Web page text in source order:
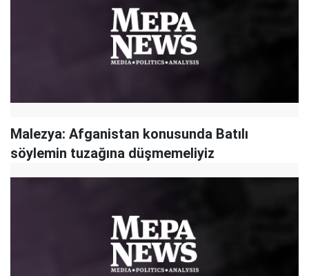
Malezya: Afganistan konusunda Batılı
söylemin tuzağına düşmemeliyiz